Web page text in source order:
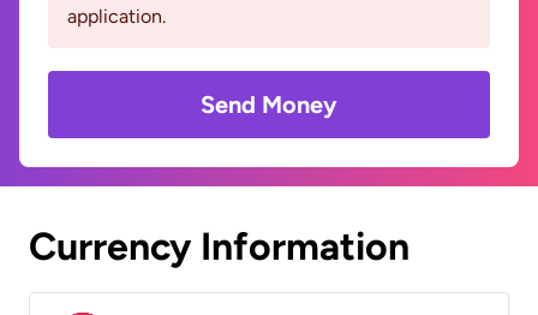
application.
Send Money
Currency Information